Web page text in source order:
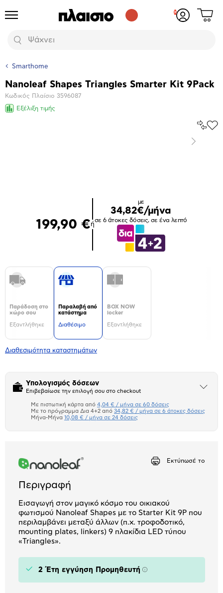
Προϊόντα
Αναζήτηση
Δες
Smarthome
Βασικά
χαρακτηριστικά
Nanoleaf Shapes Triangles Smarter Kit 9Pack
Κωδικός Πλαίσιο 3596087
Εξέλιξη τιμής
Επόμενο
199,90 €ή
με
34,82€/μήνα
σε 6 άτοκες δόσεις, σε ένα λεπτό
Παράδοση στο
χώρο σου
Εξαντλήθηκε
Παραλαβή από
κατάστημα
Διαθέσιμο
BOX NOW
locker
Εξαντλήθηκε
Διαθεσιμότητα καταστημάτων
Υπολογισμός δόσεων
Επιβεβαίωσε την επιλογή σου στο checkout
Άνοιξε
Πιστωτική κάρτα
Αριθμός δόσεων
Με πιστωτική κάρτα από 4,04 € / μήνα σε 60 δόσεις
Με το πρόγραμμα Δια 4+2 από 34,82 € / μήνα σε 6 άτοκες δόσεις
Μήνα-Μήνα 10,08 € / μήνα σε 24 δόσεις
Εκτύπωσέ το
Περιγραφή
Εισαγωγή στον μαγικό κόσμο του οικιακού
φωτισμού Nanoleaf Shapes με το Starter Kit 9P που
περιλαμβάνει μεταξύ άλλων (π.χ. τροφοδοτικό,
mounting plates, linkers) 9 πλακίδια LED τύπου
«Triangles».
2 Έτη εγγύηση Προμηθευτή Πληροφορίες